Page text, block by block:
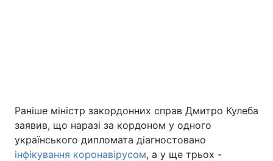
Раніше міністр закордонних справ Дмитро Кулеба
заявив, що наразі за кордоном у одного
українського дипломата діагностовано
інфікування коронавірусом, а у ще трьох -